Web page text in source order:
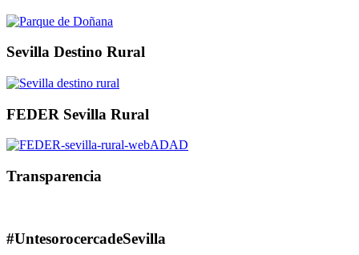
Sevilla Destino Rural
FEDER Sevilla Rural
Transparencia
#UntesorocercadeSevilla